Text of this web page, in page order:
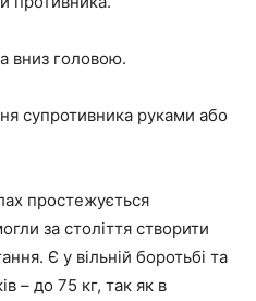
вниз головою.
супротивника руками або
простежується
за століття створити
Є у вільній боротьбі та
– до 75 кг, так як в